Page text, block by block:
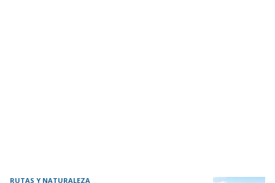
RUTAS Y NATURALEZA